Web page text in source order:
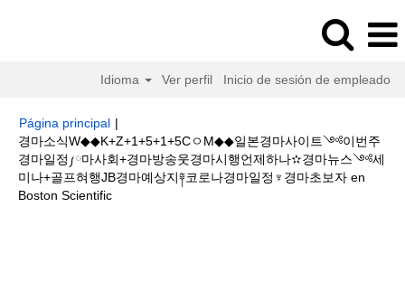
Idioma Ver perfil Inicio de sesión de empleado
Página principal |
경마소식W◆◆K+Z+1+5+1+5CㅇM◆◆일본경마사이트༺이번주
경마일정༿마사회+경마방송웃경마시행언제하나✫경마뉴스༺세
미나+골프혀행JB경마예상지༈코로나경마일정♆경마초보자 en
Boston Scientific(página